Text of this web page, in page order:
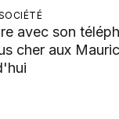
avec son
cher aux